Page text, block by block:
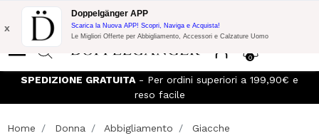
Promo Flash:
10% di Extra Sconto su 300€ di Acquisto con codice:
DOPPEL300
0
x
Doppelgänger APP
Scarica la Nuova APP! Scopri, Naviga e Acquista!
Le Migliori Offerte per Abbigliamento, Accessori e Calzature Uomo
SPEDIZIONE GRATUITA - Per ordini superiori a 199,90€ e
reso facile
Home Donna Abbigliamento Giacche